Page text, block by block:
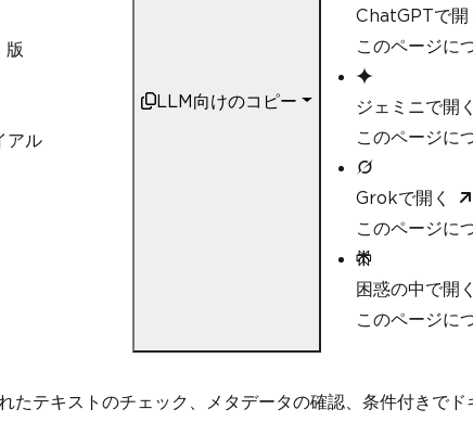
アル
LLM向けのコピー
ChatGPTで開
このページに
ジェミニで開く
このページに
Grokで開く
このページに
困惑の中で開く
このページに
テキストのチェック、メタデータの確認、条件付きでド